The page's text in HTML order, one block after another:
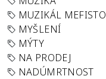
MUZIKÁL MEFISTO
MYŠLENÍ
MÝTY
NA PRODEJ
NADÚMRTNOST